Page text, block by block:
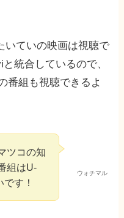
いていの映画は視聴で
統合しているので、
番組も視聴できるよ
ウォチマル
ツコの知
組はU-
す！